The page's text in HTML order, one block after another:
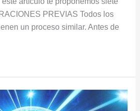
PREVIAS Todos los
un proceso similar. Antes de